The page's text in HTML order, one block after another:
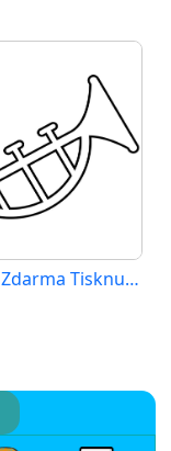
Trubka Zdarma Tisknutelná